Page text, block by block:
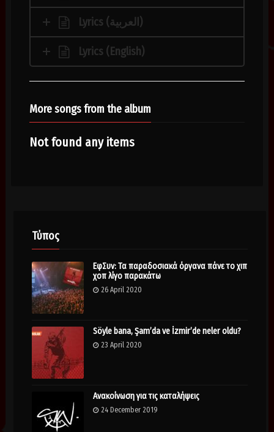
Lyrics (العربية)
Lyrics (English)
More songs from the album
Not found any items
Τύπος
ΕφΣυν: Τα παραδοσιακά όργανα πάνε το χιπ
χοπ λίγο παρακάτω
26 April 2020
Söyle bana, Şam’da ve İzmir’de neler oldu?
23 April 2020
Ανακοίνωση για τις καταλήψεις
24 December 2019